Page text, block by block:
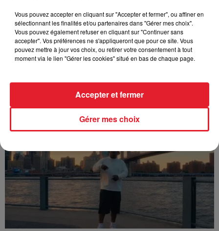
Franglish & Keblack - Génération Impolie
Vous pouvez accepter en cliquant sur "Accepter et fermer", ou affiner en
sélectionnant les finalités et/ou partenaires dans "Gérer mes choix".
Vous pouvez également refuser en cliquant sur "Continuer sans
accepter". Vos préférences ne s'appliqueront que pour ce site. Vous
pouvez mettre à jour vos choix, ou retirer votre consentement à tout
moment via le lien "Gérer les cookies" situé en bas de chaque page.
Gérer mes choix
Accepter et fermer